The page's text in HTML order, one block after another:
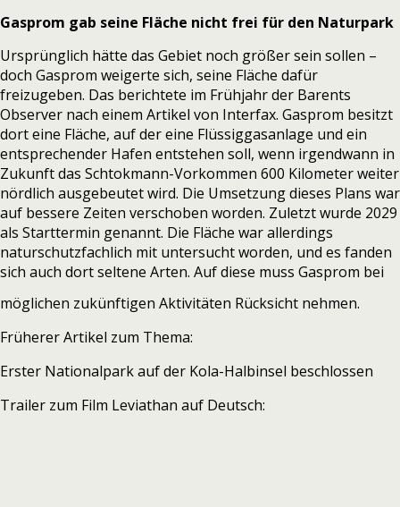
Gasprom gab seine Fläche nicht frei für den Naturpark
Ursprünglich hätte das Gebiet noch größer sein sollen –
doch Gasprom weigerte sich, seine Fläche dafür
freizugeben. Das berichtete im Frühjahr der Barents
Observer nach einem Artikel von Interfax. Gasprom besitzt
dort eine Fläche, auf der eine Flüssiggasanlage und ein
entsprechender Hafen entstehen soll, wenn irgendwann in
Zukunft das Schtokmann-Vorkommen 600 Kilometer weiter
nördlich ausgebeutet wird. Die Umsetzung dieses Plans war
auf bessere Zeiten verschoben worden. Zuletzt wurde 2029
als Starttermin genannt. Die Fläche war allerdings
naturschutzfachlich mit untersucht worden, und es fanden
sich auch dort seltene Arten. Auf diese muss Gasprom bei
möglichen zukünftigen Aktivitäten Rücksicht nehmen.
Früherer Artikel zum Thema:
Erster Nationalpark auf der Kola-Halbinsel beschlossen
Trailer zum Film Leviathan auf Deutsch: